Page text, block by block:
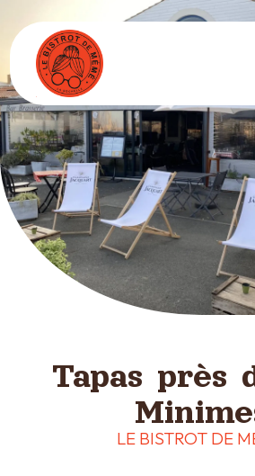
Tapas près
LE BISTROT DE
Panneau de gestion des cookies